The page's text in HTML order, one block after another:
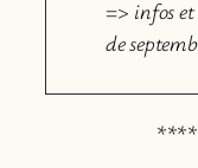
=> infos
de